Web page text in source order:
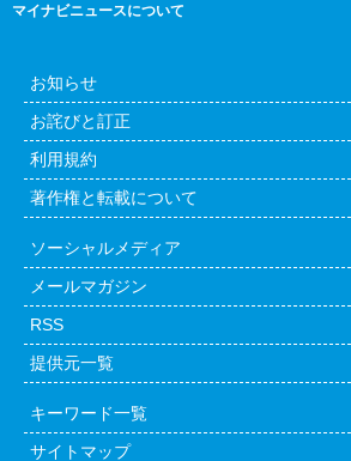
マイナビニュースについて
お知らせ
お詫びと訂正
利用規約
著作権と転載について
ソーシャルメディア
メールマガジン
RSS
提供元一覧
キーワード一覧
サイトマップ